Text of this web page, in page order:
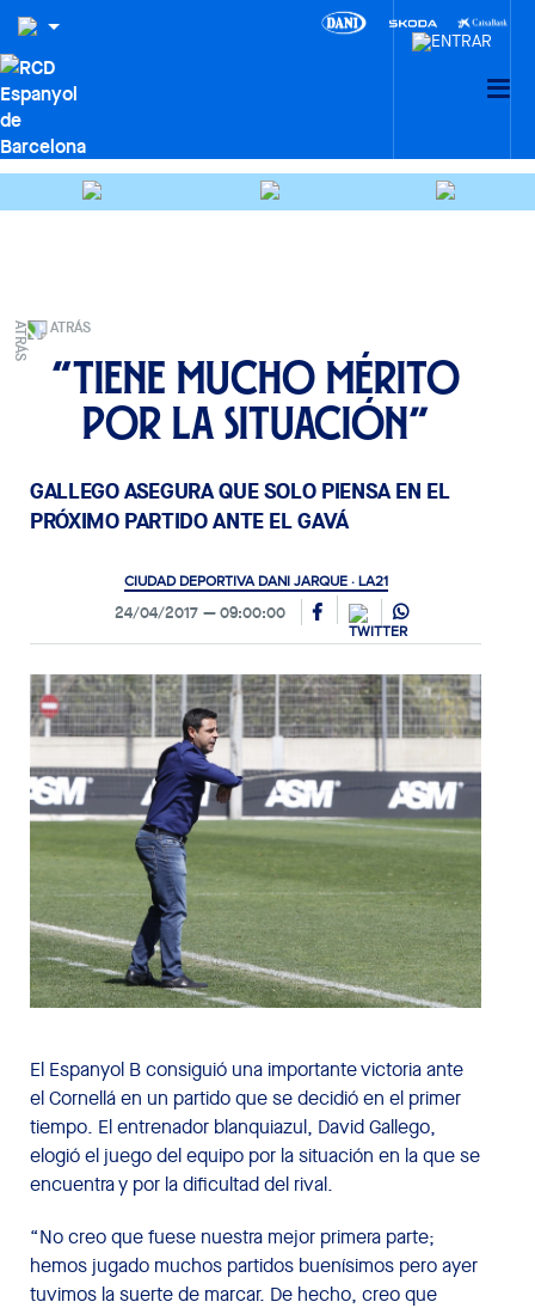
ATRÁS
“Tiene mucho mérito
por la situación”
GALLEGO ASEGURA QUE SOLO PIENSA EN EL
PRÓXIMO PARTIDO ANTE EL GAVÁ
CIUDAD DEPORTIVA DANI JARQUE · LA21
24/04/2017 09:00:00
El Espanyol B consiguió una importante victoria ante
el Cornellá en un partido que se decidió en el primer
tiempo. El entrenador blanquiazul, David Gallego,
elogió el juego del equipo por la situación en la que se
encuentra y por la dificultad del rival.
“No creo que fuese nuestra mejor primera parte;
hemos jugado muchos partidos buenísimos pero ayer
tuvimos la suerte de marcar. De hecho, creo que